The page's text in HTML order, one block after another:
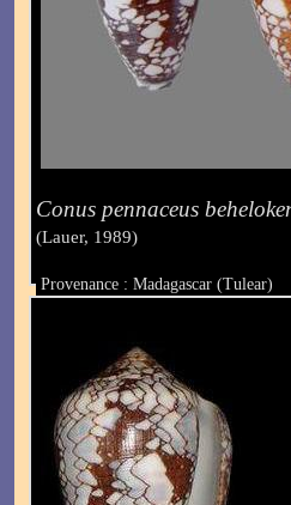
Conus pennaceus
(Lauer, 1989)
Provenance : Madagascar (Tulear)
Taille : de 43 à 52 mm